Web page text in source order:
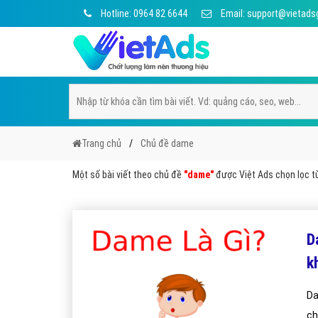
Hotline: 0964 82 6644 Email:
Trang chủ Chủ đề dame
Một số bài viết theo chủ đề "dame"được Việt Ads chọn lọc